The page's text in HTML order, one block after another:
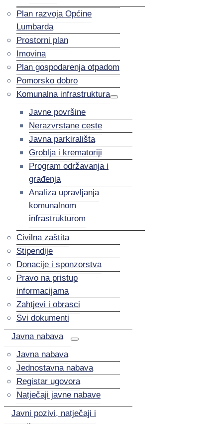
Plan razvoja Općine
Lumbarda
Prostorni plan
Imovina
Plan gospodarenja otpadom
Pomorsko dobro
Komunalna infrastruktura
Javne površine
Nerazvrstane ceste
Javna parkirališta
Groblja i krematoriji
Program održavanja i
građenja
Analiza upravljanja
komunalnom
infrastrukturom
Civilna zaštita
Stipendije
Donacije i sponzorstva
Pravo na pristup
informacijama
Zahtjevi i obrasci
Svi dokumenti
Javna nabava
Javna nabava
Jednostavna nabava
Registar ugovora
Natječaji javne nabave
Javni pozivi, natječaji i